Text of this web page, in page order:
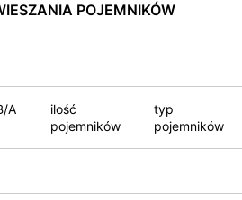
POJEMNIKÓW
A
ilość
pojemników
typ
pojemników